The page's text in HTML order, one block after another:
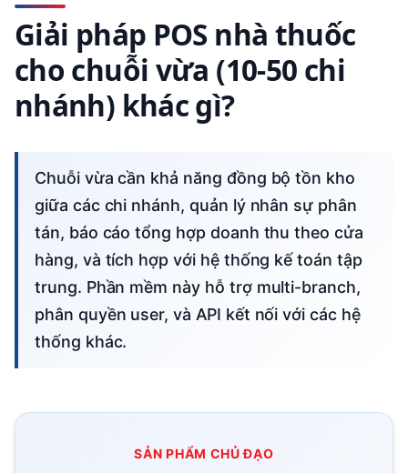
Giải pháp POS nhà thuốc
cho chuỗi vừa (10-50 chi
nhánh) khác gì?
Chuỗi vừa cần khả năng đồng bộ tồn kho
giữa các chi nhánh, quản lý nhân sự phân
tán, báo cáo tổng hợp doanh thu theo cửa
hàng, và tích hợp với hệ thống kế toán tập
trung. Phần mềm này hỗ trợ multi-branch,
phân quyền user, và API kết nối với các hệ
thống khác.
SẢN PHẨM CHỦ ĐẠO